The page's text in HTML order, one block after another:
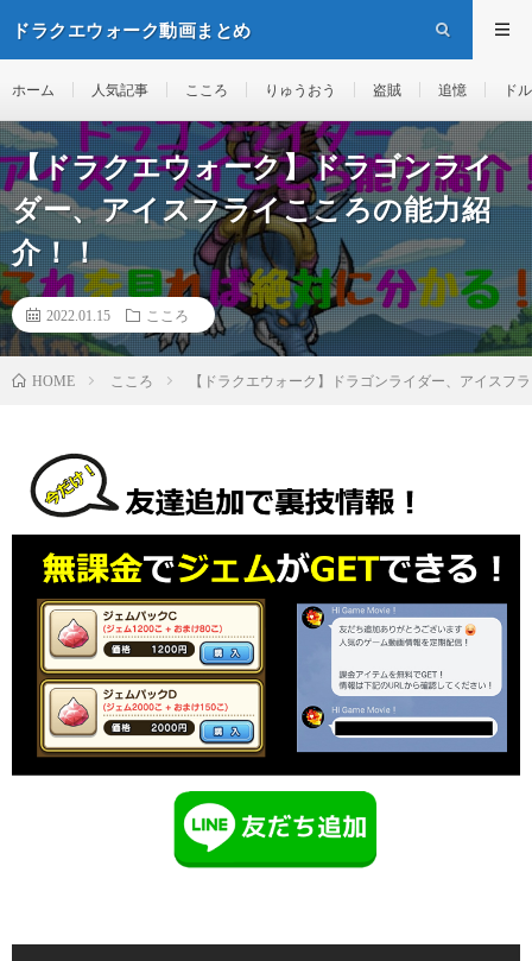
ドラクエウォーク動画まとめ
ホーム 人気記事 こころ りゅうおう 盗賊 追憶 ド
【ドラクエウォーク】ドラゴンライ
ダー、アイスフライこころの能力紹
介！！
2022.01.15 こころ
HOME こころ 【ドラクエウォーク】ドラゴンライダー、アイスフ